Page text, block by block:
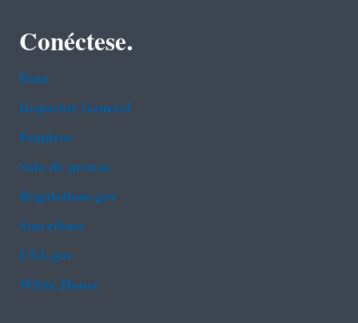
Conéctese.
Data
Inspector General
Empleos
Sala de prensa
Regulations.gov
Suscríbase
USA.gov
White House